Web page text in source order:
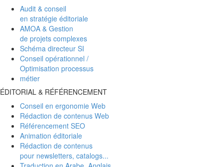
Audit & conseil
en stratégie éditoriale
AMOA & Gestion
de projets complexes
Schéma directeur SI
Conseil opérationnel /
Optimisation processus
métier
ÉDITORIAL & RÉFÉRENCEMENT
Conseil en ergonomie Web
Rédaction de contenus Web
Référencement SEO
Animation éditoriale
Rédaction de contenus
pour newsletters, catalogs...